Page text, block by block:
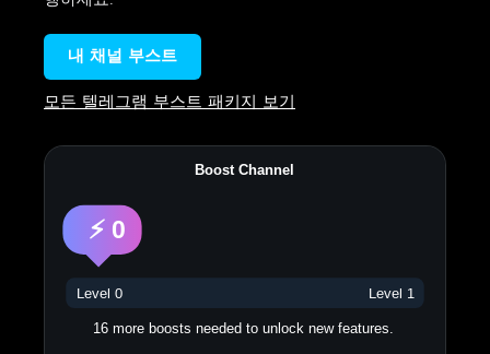
내 채널 부스트
모든 텔레그램 부스트 패키지 보기